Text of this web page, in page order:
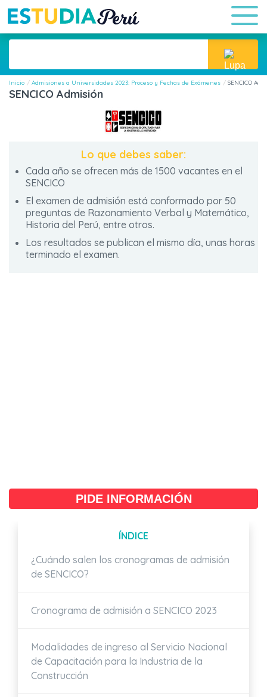
Inicio Admisiones a Universidades 2023: Proceso y Fechas de Exámenes SENCICO
SENCICO Admisión
Lo que debes saber:
Cada año se ofrecen más de 1500 vacantes en el
SENCICO
El examen de admisión está conformado por 50
preguntas de Razonamiento Verbal y Matemático,
Historia del Perú, entre otros.
Los resultados se publican el mismo día, unas horas
terminado el examen.
PIDE INFORMACIÓN
ÍNDICE
¿Cuándo salen los cronogramas de admisión
de SENCICO?
Cronograma de admisión a SENCICO 2023
Modalidades de ingreso al Servicio Nacional
de Capacitación para la Industria de la
Construcción